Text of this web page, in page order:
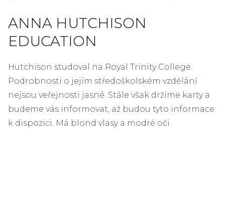
ANNA HUTCHISON
EDUCATION
Hutchison studoval na Royal Trinity College.
Podrobnosti o jejím středoškolském vzdělání
nejsou veřejnosti jasné. Stále však držíme karty a
budeme vás informovat, až budou tyto informace
k dispozici. Má blond vlasy a modré oči.